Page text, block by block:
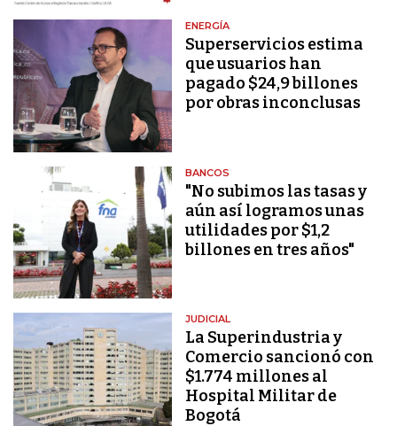
ENERGÍA
Superservicios estima
que usuarios han
pagado $24,9 billones
por obras inconclusas
BANCOS
"No subimos las tasas y
aún así logramos unas
utilidades por $1,2
billones en tres años"
JUDICIAL
La Superindustria y
Comercio sancionó con
$1.774 millones al
Hospital Militar de
Bogotá